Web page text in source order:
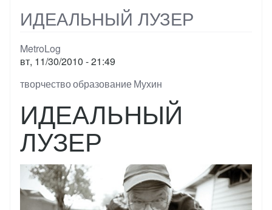
ИДЕАЛЬНЫЙ ЛУЗЕР
MetroLog
вт, 11/30/2010 - 21:49
Тэги
творчествообразованиеМухин
ИДЕАЛЬНЫЙ
ЛУЗЕР